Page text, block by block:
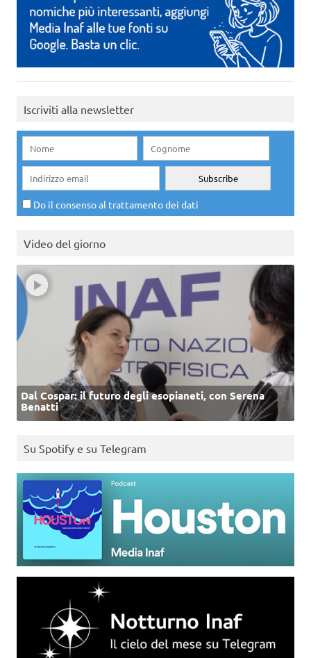
Iscriviti alla newsletter
Do il consenso al trattamento dei dati
Video del giorno
Dal Cospar: il futuro degli esopianeti, con Serena
Benatti
Su Spotify e su Telegram